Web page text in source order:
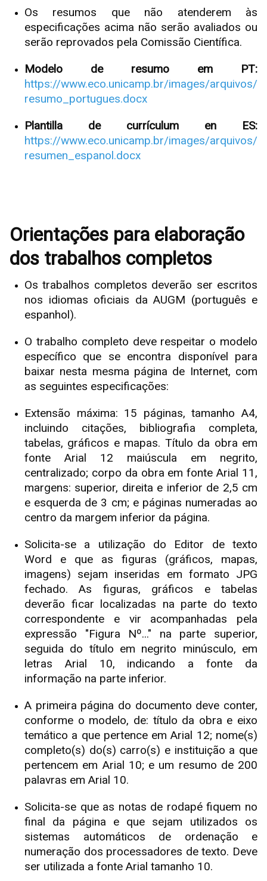
Os resumos que não atenderem às
especificações acima não serão avaliados ou
serão reprovados pela Comissão Científica.
Modelo de resumo em PT:
https://www.eco.unicamp.br/images/arquivos/
resumo_portugues.docx
Plantilla de currículum en ES:
https://www.eco.unicamp.br/images/arquivos/
resumen_espanol.docx
Orientações para elaboração
dos trabalhos completos
Os trabalhos completos deverão ser escritos
nos idiomas oficiais da AUGM (português e
espanhol).
O trabalho completo deve respeitar o modelo
específico que se encontra disponível para
baixar nesta mesma página de Internet, com
as seguintes especificações:
Extensão máxima: 15 páginas, tamanho A4,
incluindo citações, bibliografia completa,
tabelas, gráficos e mapas. Título da obra em
fonte Arial 12 maiúscula em negrito,
centralizado; corpo da obra em fonte Arial 11,
margens: superior, direita e inferior de 2,5 cm
e esquerda de 3 cm; e páginas numeradas ao
centro da margem inferior da página.
Solicita-se a utilização do Editor de texto
Word e que as figuras (gráficos, mapas,
imagens) sejam inseridas em formato JPG
fechado. As figuras, gráficos e tabelas
deverão ficar localizadas na parte do texto
correspondente e vir acompanhadas pela
expressão "Figura Nº..." na parte superior,
seguida do título em negrito minúsculo, em
letras Arial 10, indicando a fonte da
informação na parte inferior.
A primeira página do documento deve conter,
conforme o modelo, de: título da obra e eixo
temático a que pertence em Arial 12; nome(s)
completo(s) do(s) carro(s) e instituição a que
pertencem em Arial 10; e um resumo de 200
palavras em Arial 10.
Solicita-se que as notas de rodapé fiquem no
final da página e que sejam utilizados os
sistemas automáticos de ordenação e
numeração dos processadores de texto. Deve
ser utilizada a fonte Arial tamanho 10.